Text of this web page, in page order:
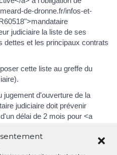
de-dronne.fr/infos-et-
judiciaire la liste de ses
dettes et les principaux contrats
cette liste au greffe du
jugement d'ouverture de la
judiciaire doit prévenir
délai de 2 mois pour <a
sa créance</a>. Ce délai
la procédure au <a